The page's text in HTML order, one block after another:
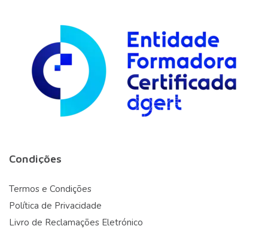
Condições
Termos e Condições
Política de Privacidade
Livro de Reclamações Eletrónico